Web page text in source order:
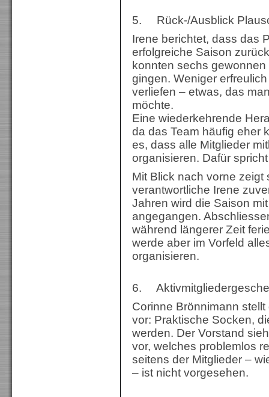
5. Rück-/Ausblick
Irene berichtet, dass das
erfolgreiche Saison
konnten sechs
gingen. Weniger
verliefen – etwas, das
möchte.
Eine wiederkehrende
da das Team häufig eher
es, dass alle Mitglieder
organisieren. Dafür
Mit Blick nach vorne zeigt
verantwortliche Irene
Jahren wird die Saison
angegangen.
während längerer Zeit
werde aber im Vorfeld
organisieren.
6.
Corinne Brönnimann
vor: Praktische Socken,
werden. Der Vorstand
vor, welches problemlos
seitens der Mitglieder –
– ist nicht vorgesehen.